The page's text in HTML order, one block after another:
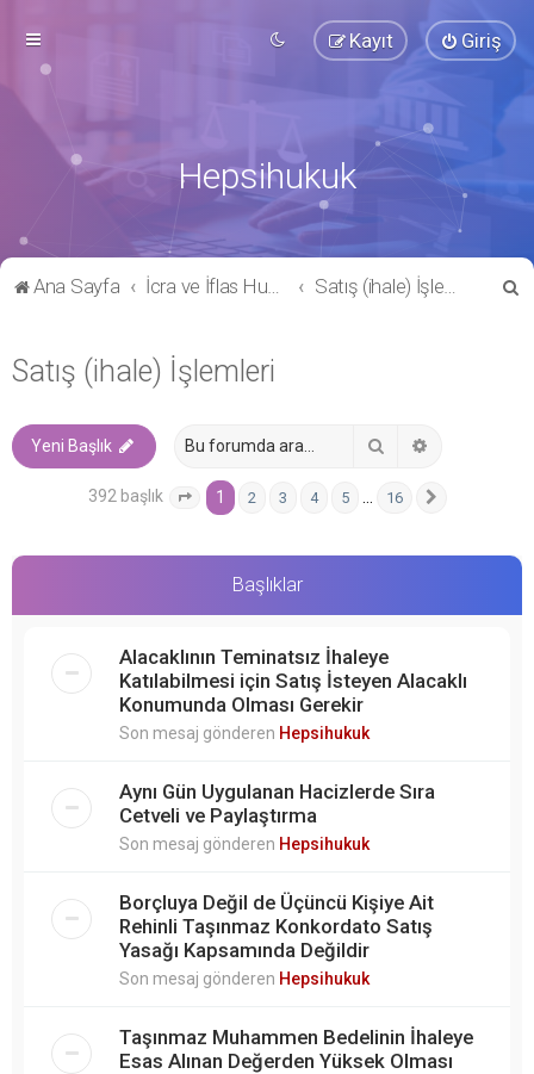
Giriş
Kayıt
Hepsihukuk
Ana Sayfa İcra ve İflas Hukuku Satış (ihale) İşlemleri
Satış (ihale) İşlemleri
Yeni Başlık
392 başlık . sayfa (Toplam16 sayfa)
1 2 3 4 5 16
Başlıklar
Alacaklının Teminatsız İhaleye
Katılabilmesi için Satış İsteyen Alacaklı
Konumunda Olması Gerekir
Son mesaj gönderen Hepsihukuk
Aynı Gün Uygulanan Hacizlerde Sıra
Cetveli ve Paylaştırma
Son mesaj gönderen Hepsihukuk
Borçluya Değil de Üçüncü Kişiye Ait
Rehinli Taşınmaz Konkordato Satış
Yasağı Kapsamında Değildir
Son mesaj gönderen Hepsihukuk
Taşınmaz Muhammen Bedelinin İhaleye
Esas Alınan Değerden Yüksek Olması